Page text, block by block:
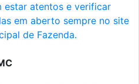
estar atentos e verificar
em aberto sempre no site
de Fazenda.